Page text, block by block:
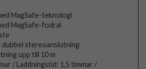
MagSafe-teknologi
MagSafe-fodral
dubbel stereoanslutning
upp till 10 m
/ Laddningstid: 1,5 timmar /